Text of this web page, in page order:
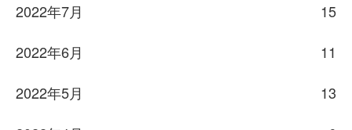
2022年7月
15
2022年6月
11
2022年5月
13